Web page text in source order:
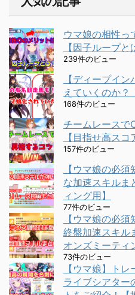
ウマ娘の相性
【因子ループと
239件のビュー
【ディープイ
えていくのか？
168件のビュー
チームレースで
【目指せ高スコ
157件のビュー
【ウマ娘の必
な加速スキルま
ィング用】
77件のビュー
【ウマ娘の必
終盤加速スキル
オンズミーティ
73件のビュー
【ウマ娘】ト
ライブシアター